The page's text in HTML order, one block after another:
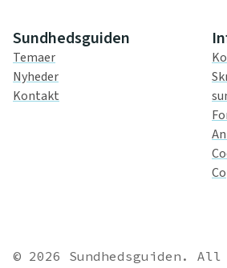
Sundhedsguiden
Temaer
Nyheder
Kontakt
© 2026 Sundhedsguiden.